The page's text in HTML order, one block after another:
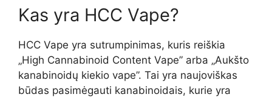
Kas yra HCC Vape?
HCC Vape yra sutrumpinimas, kuris reiškia
„High Cannabinoid Content Vape” arba „Aukšto
kanabinoidų kiekio vape”. Tai yra naujoviškas
būdas pasimėgauti kanabinoidais, kurie yra